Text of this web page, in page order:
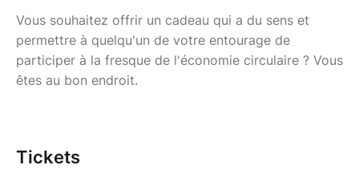
Vous souhaitez offrir un cadeau qui a du sens et
permettre à quelqu'un de votre entourage de
participer à la fresque de l'économie circulaire ? Vous
êtes au bon endroit.
Tickets